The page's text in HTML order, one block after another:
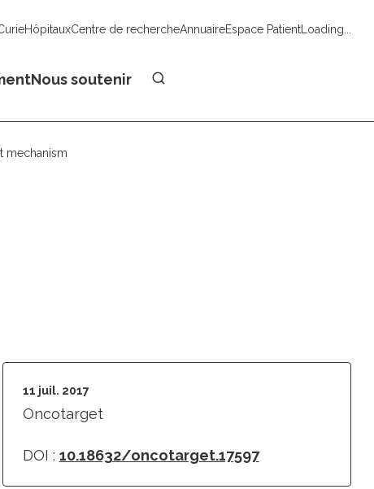
HôpitauxCentre de rechercheAnnuaireEspace PatientLoading...
Nous soutenir
mechanism
11 juil. 2017
Oncotarget
DOI : 10.18632/oncotarget.17597